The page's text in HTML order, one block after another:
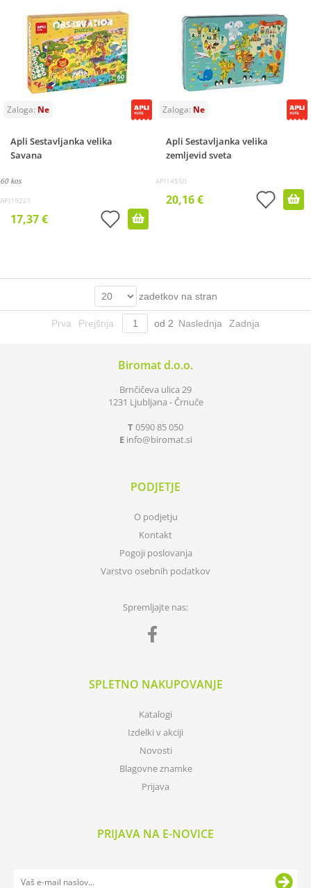
Apli Sestavljanka velika
Savana
60 kos
API19221
17,37 €
Apli Sestavljanka velika
zemljevid sveta
API14550
20,16 €
zadetkov na stran
Prva Prejšnja od 2 Naslednja Zadnja
Biromat d.o.o.
Brnčičeva ulica 29
1231 Ljubljana - Črnuče
T0590 85 050
E info biromat.si
PODJETJE
O podjetju
Kontakt
Pogoji poslovanja
Varstvo osebnih podatkov
Spremljajte nas:
SPLETNO NAKUPOVANJE
Katalogi
Izdelki v akciji
Novosti
Blagovne znamke
Prijava
PRIJAVA NA E-NOVICE